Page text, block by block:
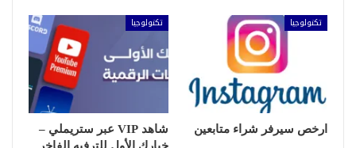
تكنولوجيا
ارخص سيرفر شراء متابعين
تكنولوجيا
شاهد VIP عبر ستريملي –
خيارك الأول للترفيه الفاخر